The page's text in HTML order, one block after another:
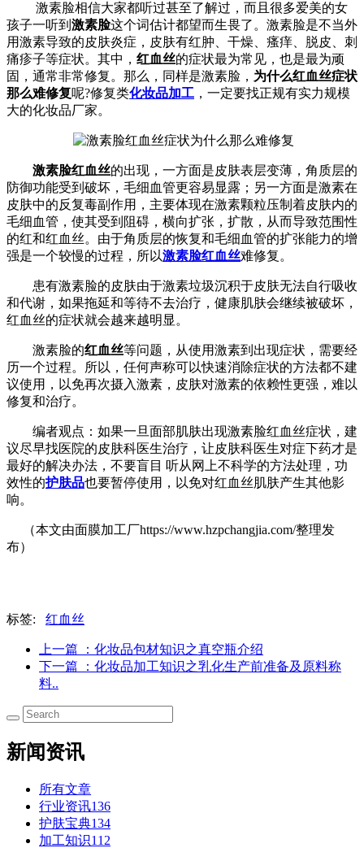
激素脸相信大家都听过甚至了解过，而且很多爱美的女
孩子一听到 激素脸这个词估计都望而生畏了。激素脸是不当外
用激素导致的皮肤炎症，皮肤有红肿、干燥、瘙痒、脱皮、刺
痛疹子等症状。其中， 红血丝的症状最为常见，也是最为顽
固，通常非常修复。那么，同样是激素脸， 为什么红血丝症状
那么难修复呢?修复类化妆品加工 ，一定要找正规有实力规模
大的化妆品厂家。
激素脸红血丝的出现，一方面是皮肤表层变薄，角质层的
防御功能受到破坏，毛细血管更容易显露；另一方面是激素在
皮肤中的反复毒副作用，主要体现在激素颗粒压制着皮肤内的
毛细血管，使其受到阻碍，横向扩张，扩散，从而导致范围性
的红和红血丝。由于角质层的恢复和毛细血管的扩张能力的增
强是一个较慢的过程，所以激素脸红血丝难修复。
患有激素脸的皮肤由于激素垃圾沉积于皮肤无法自行吸收
和代谢，如果拖延和等待不去治疗，健康肌肤会继续被破坏，
红血丝的症状就会越来越明显。
激素脸的红血丝等问题，从使用激素到出现症状，需要经
历一个过程。所以，任何声称可以快速消除症状的方法都不建
议使用，以免再次摄入激素，皮肤对激素的依赖性更强，难以
修复和治疗。
编者观点：如果一旦面部肌肤出现激素脸红血丝症状，建
议尽早找医院的皮肤科医生治疗，让皮肤科医生对症下药才是
最好的解决办法，不要盲目 听从网上不科学的方法处理，功
效性的护肤品也要暂停使用，以免对红血丝肌肤产生其他影
响。
（本文由面膜加工厂https://www.hzpchangjia.com/整理发
布）
标签: 红血丝
上一篇
：化妆品包材知识之真空瓶介绍
下一篇
：化妆品加工知识之乳化生产前准备及原料称
料..
新闻资讯
所有文章
行业资讯136
护肤宝典134
加工知识112